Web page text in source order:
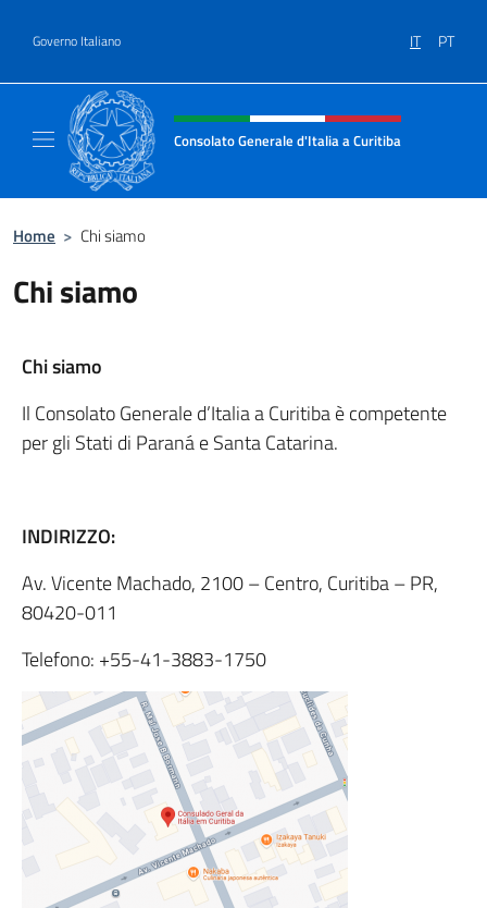
Governo Italiano IT PT
Intestazione sito, social e menù
Consolato Generale d'Italia a Curitiba
Home > Chi siamo
Chi siamo
Chi siamo
Il Consolato Generale d’Italia a Curitiba è competente
per gli Stati di Paraná e Santa Catarina.
INDIRIZZO:
Av. Vicente Machado, 2100 – Centro, Curitiba – PR,
80420-011
Telefono: +55-41-3883-1750